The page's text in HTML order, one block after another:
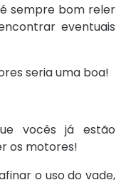
sempre bom reler
eventuais
seria uma boa!
vocês já estão
os motores!
o uso do vade,